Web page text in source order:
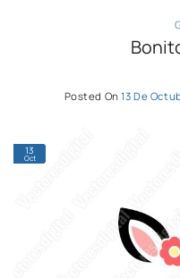
Posted On13 De
13
Oct